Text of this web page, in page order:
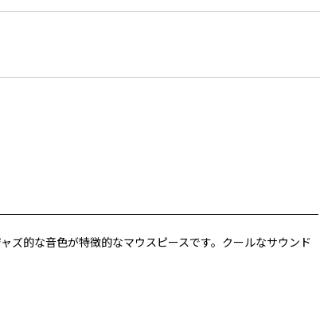
的な音色が特徴的なマウスピースです。クールなサウンド